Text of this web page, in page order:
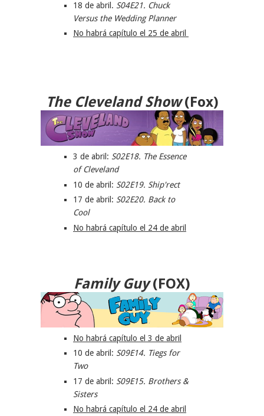
18 de abril. S04E21. Chuck
Versus the Wedding Planner
No habrá capítulo el 25 de abril
The Cleveland Show(Fox)
3 de abril: S02E18. The Essence
of Cleveland
10 de abril: S02E19. Ship'rect
17 de abril: S02E20. Back to
Cool
No habrá capítulo el 24 de abril
Family Guy(FOX)
No habrá capítulo el 3 de abril
10 de abril: S09E14. Tiegs for
Two
17 de abril: S09E15. Brothers &
Sisters
No habrá capítulo el 24 de abril